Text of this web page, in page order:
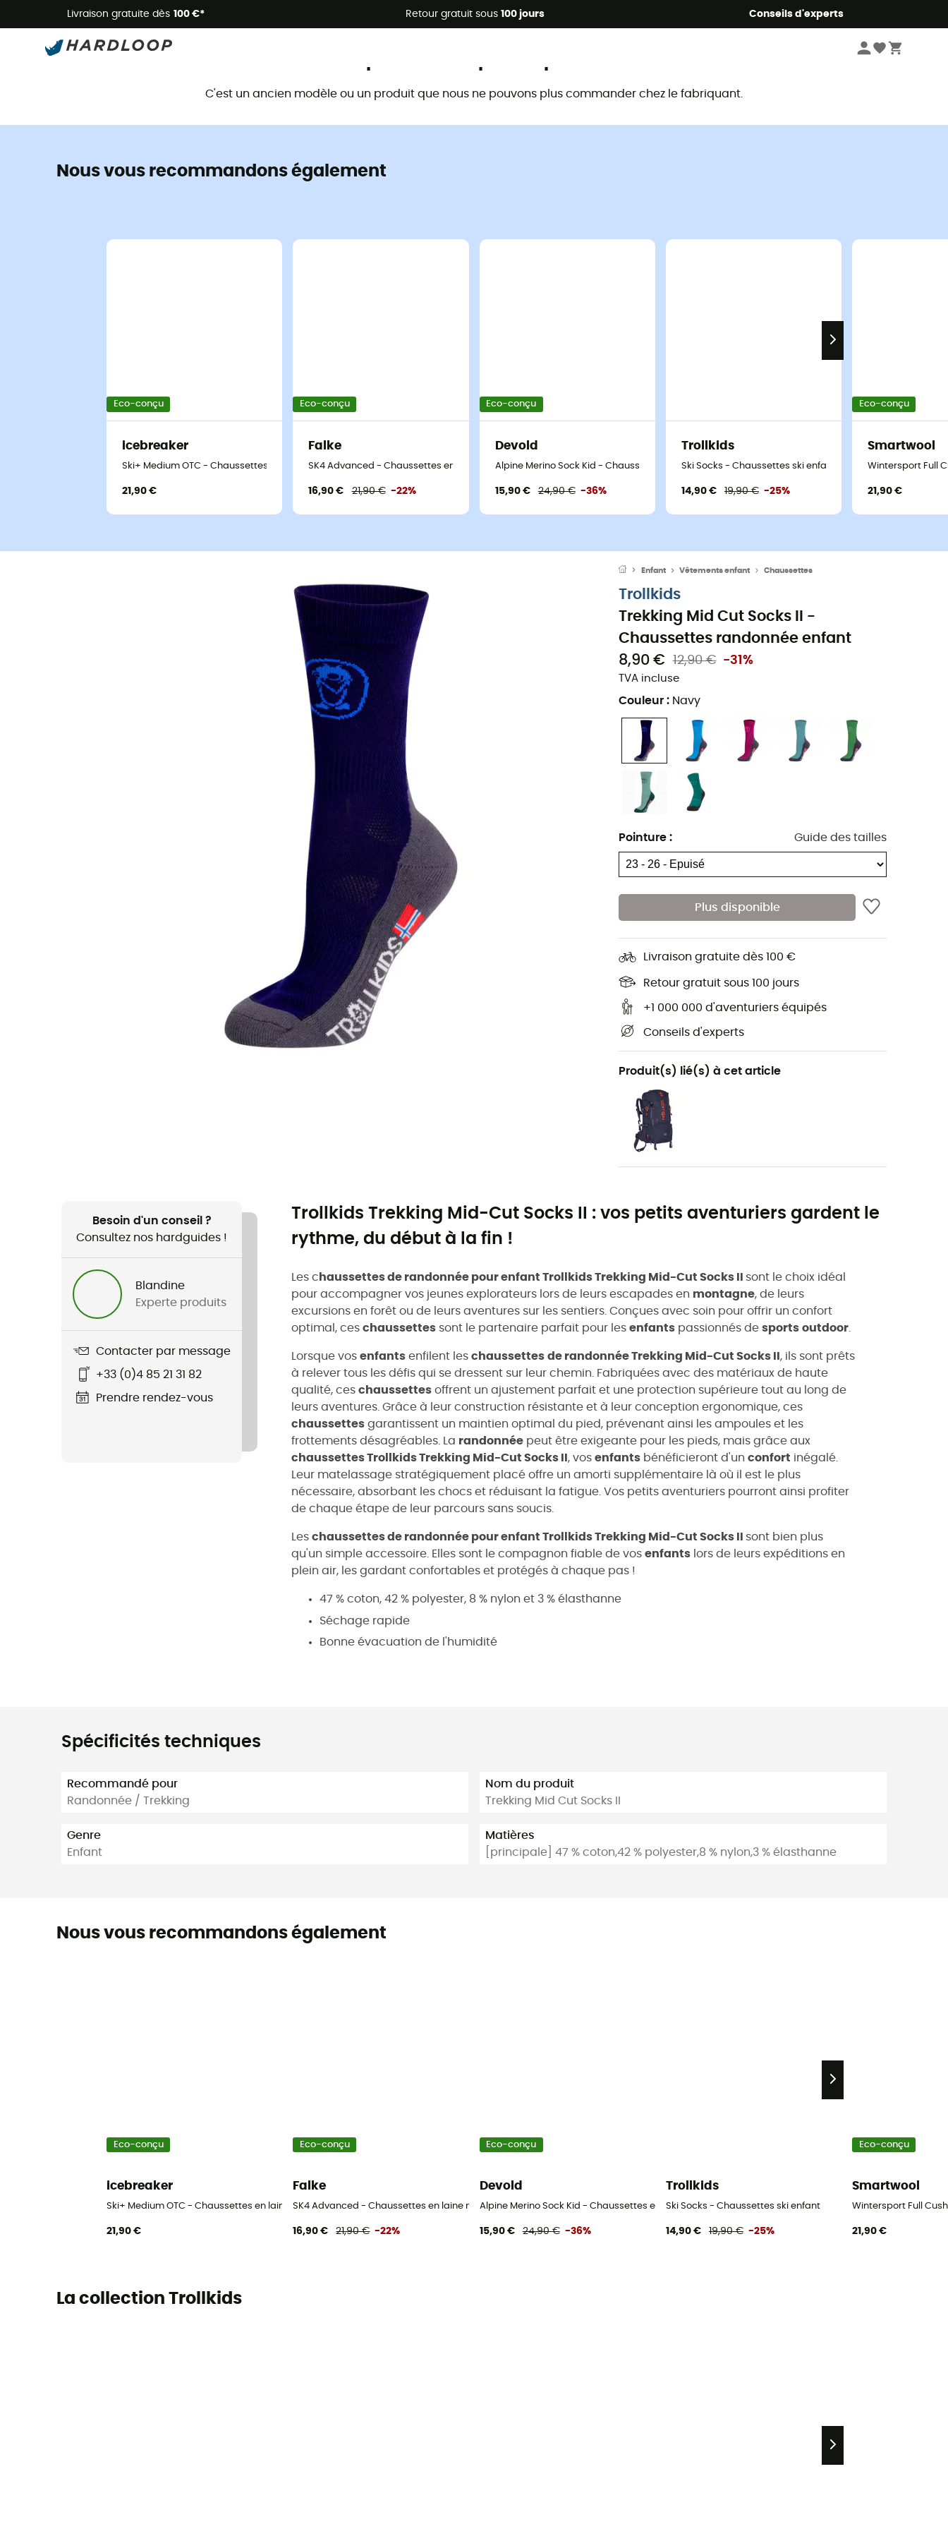
Livraison gratuite dès 100 €* Retour gratuit sous 100 jours Conseils d'experts
Promos d'été 🔥 -5 % EXTRA dès 2 produits* code Summer5
C'est un ancien modèle ou un produit que nous ne pouvons plus commander chez le fabriquant.
Nous vous recommandons également
Eco-conçu
icebreaker
Ski+ Medium OTC - Chaussettes en laine mérinos enfant
21,90 €
Eco-conçu
Falke
SK4 Advanced - Chaussettes en laine mérinos enfant
16,90 € 21,90 € -22%
Eco-conçu
Devold
Alpine Merino Sock Kid - Chaussettes en laine mérinos enfant
15,90 € 24,90 € -36%
Trollkids
Ski Socks - Chaussettes ski enfant
14,90 € 19,90 € -25%
Eco-conçu
Smartwool
Wintersport Full
21,90 €
Enfant Vêtements enfant Chaussettes
Trollkids
Trekking Mid Cut Socks II -
Chaussettes randonnée enfant
8,90 €
12,90 € -31%
TVA incluse
Couleur : Navy
Pointure : Guide des tailles
Plus disponible
Livraison gratuite dès 100 €
Retour gratuit sous 100 jours
+1 000 000 d'aventuriers équipés
Conseils d'experts
Produit(s) lié(s) à cet article
Besoin d'un conseil ?
Consultez nos hardguides !
Blandine
Experte produits
Contacter par message
+33 (0)4 85 21 31 82
Prendre rendez-vous
Trollkids Trekking Mid-Cut Socks II : vos petits aventuriers gardent le
rythme, du début à la fin !
Les c haussettes de randonnée pour enfant Trollkids Trekking Mid-Cut Socks II sont le choix idéal
pour accompagner vos jeunes explorateurs lors de leurs escapades en montagne, de leurs
excursions en forêt ou de leurs aventures sur les sentiers. Conçues avec soin pour offrir un confort
optimal, ces chaussettes sont le partenaire parfait pour les enfants passionnés de sports outdoor
Lorsque vos enfants enfilent les chaussettes de randonnée Trekking Mid-Cut Socks II , ils sont prêts
à relever tous les défis qui se dressent sur leur chemin. Fabriquées avec des matériaux de haute
qualité, ces chaussettes offrent un ajustement parfait et une protection supérieure tout au long de
leurs aventures. Grâce à leur construction résistante et à leur conception ergonomique, ces
chaussettes garantissent un maintien optimal du pied, prévenant ainsi les ampoules et les
frottements désagréables. La randonnée peut être exigeante pour les pieds, mais grâce aux
chaussettes Trollkids Trekking Mid-Cut Socks II , vos enfants bénéficieront d'un confort inégalé.
Leur matelassage stratégiquement placé offre un amorti supplémentaire là où il est le plus
nécessaire, absorbant les chocs et réduisant la fatigue. Vos petits aventuriers pourront ainsi profiter
de chaque étape de leur parcours sans soucis.
Les chaussettes de randonnée pour enfant Trollkids Trekking Mid-Cut Socks II sont bien plus
qu'un simple accessoire. Elles sont le compagnon fiable de vos enfants lors de leurs expéditions en
plein air, les gardant confortables et protégés à chaque pas !
47 % coton, 42 % polyester, 8 % nylon et 3 % élasthanne
Séchage rapide
Bonne évacuation de l'humidité
Spécificités techniques
Recommandé pour
Randonnée / Trekking
Genre
Enfant
Nom du produit
Trekking Mid Cut Socks II
Matières
[principale] 47 % coton,42 % polyester,8 % nylon,3 % élasthanne
Nous vous recommandons également
Eco-conçu
icebreaker
Ski+ Medium OTC - Chaussettes en laine mérinos enfant
21,90 €
Eco-conçu
Falke
SK4 Advanced - Chaussettes en laine mérinos enfant
16,90 € 21,90 € -22%
Eco-conçu
Devold
Alpine Merino Sock Kid - Chaussettes en laine mérinos enfant
15,90 € 24,90 € -36%
Trollkids
Ski Socks - Chaussettes ski enfant
14,90 € 19,90 € -25%
Eco-conçu
Smartwool
Wintersport Full
21,90 €
La collection Trollkids